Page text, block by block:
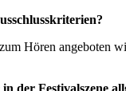
Hören
der Festivalszene